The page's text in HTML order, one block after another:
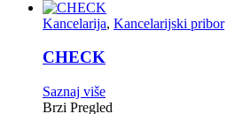
Kancelarija, Kancelarijski pribor
CHECK
Saznaj više
Brzi Pregled